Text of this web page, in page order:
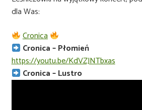
dla Was:
Cronica
Cronica – Płomień
https://youtu.be/KdVZJNTbxas
Cronica – Lustro